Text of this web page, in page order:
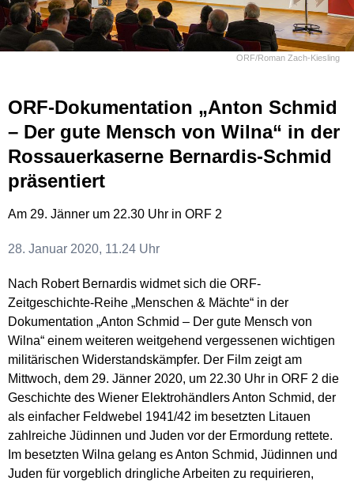
ORF/Roman Zach-Kiesling
ORF-Dokumentation „Anton Schmid
– Der gute Mensch von Wilna“ in der
Rossauerkaserne Bernardis-Schmid
präsentiert
Am 29. Jänner um 22.30 Uhr in ORF 2
28. Januar 2020, 11.24 Uhr
Nach Robert Bernardis widmet sich die ORF-
Zeitgeschichte-Reihe „Menschen & Mächte“ in der
Dokumentation „Anton Schmid – Der gute Mensch von
Wilna“ einem weiteren weitgehend vergessenen wichtigen
militärischen Widerstandskämpfer. Der Film zeigt am
Mittwoch, dem 29. Jänner 2020, um 22.30 Uhr in ORF 2 die
Geschichte des Wiener Elektrohändlers Anton Schmid, der
als einfacher Feldwebel 1941/42 im besetzten Litauen
zahlreiche Jüdinnen und Juden vor der Ermordung rettete.
Im besetzten Wilna gelang es Anton Schmid, Jüdinnen und
Juden für vorgeblich dringliche Arbeiten zu requirieren,